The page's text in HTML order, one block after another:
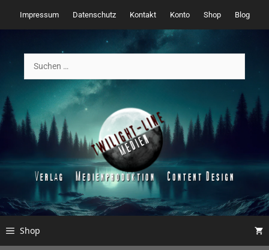
Inhalt
springen
Impressum Datenschutz Kontakt Konto Shop Blog
nach:
Shop